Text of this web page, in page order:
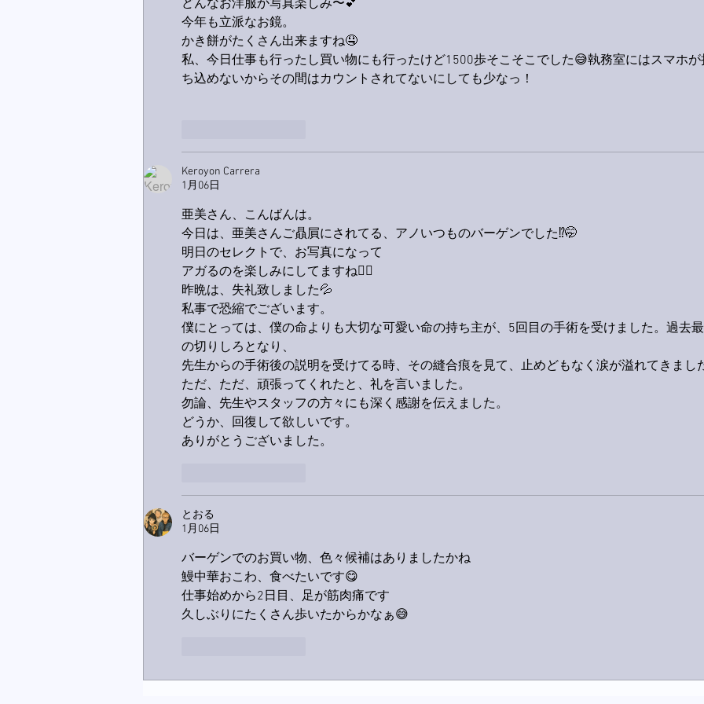
どんなお洋服か写真楽しみ〜💕
今年も立派なお鏡。
かき餅がたくさん出来ますね🤤
私、今日仕事も行ったし買い物にも行ったけど1500歩そこそこでした😅執務室にはスマホが
ち込めないからその間はカウントされてないにしても少なっ！
Keroyon Carrera
1月06日
亜美さん、こんばんは。
今日は、亜美さんご贔屓にされてる、アノいつものバーゲンでした⁉️🤭
明日のセレクトで、お写真になって
アガるのを楽しみにしてますね🙋‍♂️
昨晩は、失礼致しました💦
私事で恐縮でございます。
僕にとっては、僕の命よりも大切な可愛い命の持ち主が、5回目の手術を受けました。過去
の切りしろとなり、
先生からの手術後の説明を受けてる時、その縫合痕を見て、止めどもなく涙が溢れてきまし
ただ、ただ、頑張ってくれたと、礼を言いました。
勿論、先生やスタッフの方々にも深く感謝を伝えました。
どうか、回復して欲しいです。
ありがとうございました。
とおる
1月06日
バーゲンでのお買い物、色々候補はありましたかね
鰻中華おこわ、食べたいです😋
仕事始めから2日目、足が筋肉痛です
久しぶりにたくさん歩いたからかなぁ😅